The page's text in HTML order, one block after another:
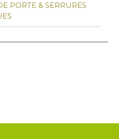
PORTE & SERRURES